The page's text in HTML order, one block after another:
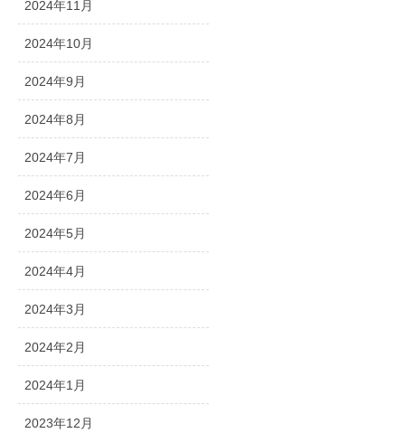
2024年11月
2024年10月
2024年9月
2024年8月
2024年7月
2024年6月
2024年5月
2024年4月
2024年3月
2024年2月
2024年1月
2023年12月